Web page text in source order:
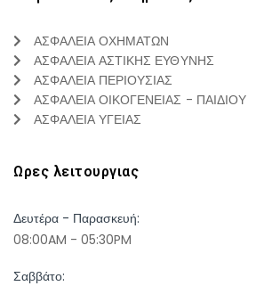
ΑΣΦΑΛΕΙΑ ΟΧΗΜΑΤΩΝ
ΑΣΦΑΛΕΙΑ ΑΣΤΙΚΗΣ ΕΥΘΥΝΗΣ
ΑΣΦΑΛΕΙΑ ΠΕΡΙΟΥΣΙΑΣ
ΑΣΦΑΛΕΙΑ ΟΙΚΟΓΕΝΕΙΑΣ - ΠΑΙΔΙΟΥ
ΑΣΦΑΛΕΙΑ ΥΓΕΙΑΣ
Ωρες λειτουργιας
Δευτέρα - Παρασκευή:
08:00AM - 05:30PM
Σαββάτο: